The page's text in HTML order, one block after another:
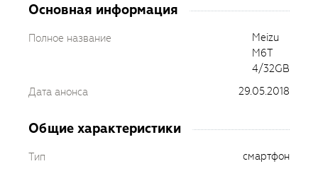
Основная информация
Полное название
Meizu
M6T
4/32GB
Дата анонса
29.05.2018
Общие характеристики
Тип
смартфон